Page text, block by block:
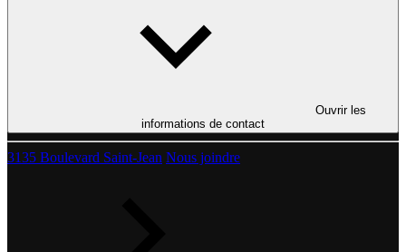
Ouvrir les
informations de contact
3135 Boulevard Saint-Jean Nous joindre